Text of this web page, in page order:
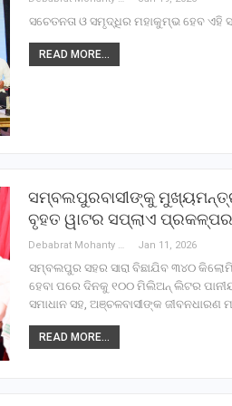
ସଚେତନତା ଓ ସମୃଦ୍ଧିର ମହାକୁମ୍ଭ ହେବ ଏହି
READ MORE...
ସମ୍ବଲପୁରବାସୀଙ୍କୁ
ବୃହତ ୱାଟର ସପ୍ଲାଏ
Debabrat Mohanty Jan 11, 2026
ସମ୍ବଲପୁର ସହର ସାରା ବିଛାଯିବ ୩୪୦
ହେବା ପରେ ଦିନକୁ ୧୦୦ ମିଲିଅନ୍ ଲିଟର
ସମାଧାନ ସହ, ଅଞ୍ଚଳବାସୀଙ୍କ
READ MORE...